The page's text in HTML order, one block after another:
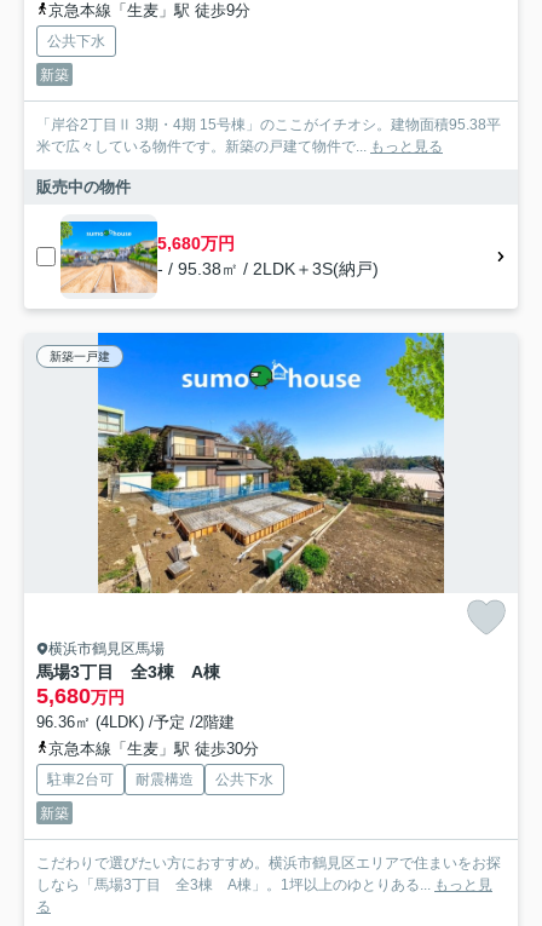
京急本線「生麦」駅 徒歩9分
公共下水
新築
「岸谷2丁目Ⅱ 3期・4期 15号棟」のここがイチオシ。建物面積95.38平
米で広々している物件です。新築の戸建て物件で... もっと見る
販売中の物件
5,680万円
- / 95.38㎡ / 2LDK＋3S(納戸)
新築一戸建
横浜市鶴見区馬場
馬場3丁目 全3棟 A棟
5,680万円
96.36㎡ (4LDK) /予定 /2階建
京急本線「生麦」駅 徒歩30分
駐車2台可 耐震構造
公共下水
新築
こだわりで選びたい方におすすめ。横浜市鶴見区エリアで住まいをお探
しなら「馬場3丁目 全3棟 A棟」。1坪以上のゆとりある... もっと見
る